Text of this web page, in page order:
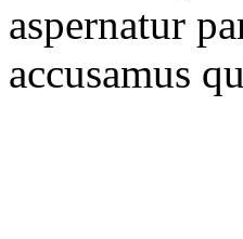
aspernatur
accusamus